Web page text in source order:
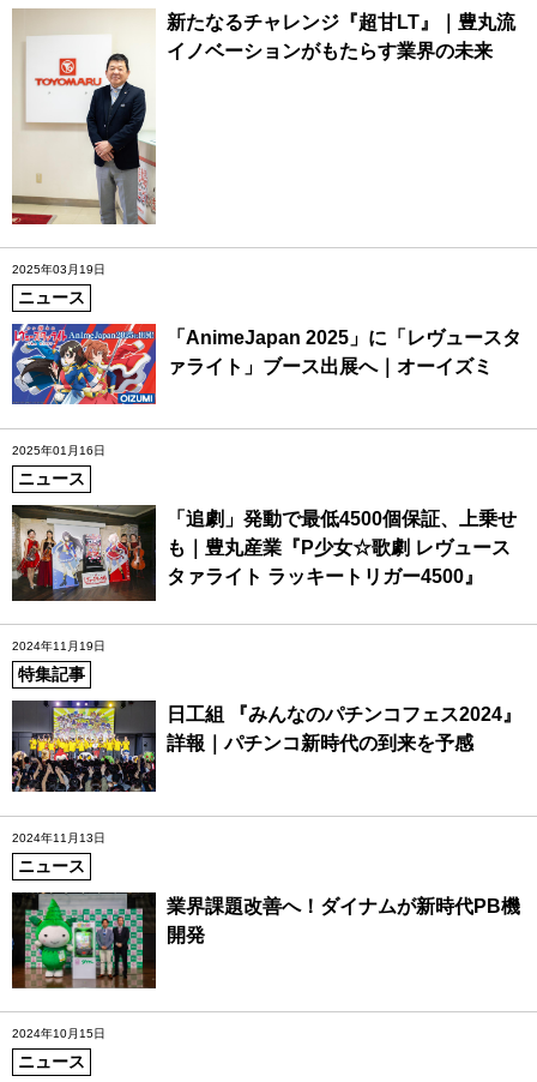
新たなるチャレンジ『超甘LT』｜豊丸流
イノベーションがもたらす業界の未来
2025年03月19日
ニュース
「AnimeJapan 2025」に「レヴュースタ
ァライト」ブース出展へ｜オーイズミ
2025年01月16日
ニュース
「追劇」発動で最低4500個保証、上乗せ
も｜豊丸産業『P少女☆歌劇 レヴュース
タァライト ラッキートリガー4500』
2024年11月19日
特集記事
日工組 『みんなのパチンコフェス2024』
詳報｜パチンコ新時代の到来を予感
2024年11月13日
ニュース
業界課題改善へ！ダイナムが新時代PB機
開発
2024年10月15日
ニュース